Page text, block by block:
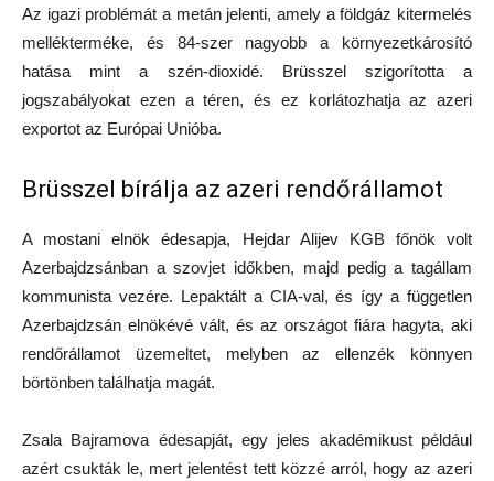
Az igazi problémát a metán jelenti, amely a földgáz kitermelés
mellékterméke, és 84-szer nagyobb a környezetkárosító
hatása mint a szén-dioxidé. Brüsszel szigorította a
jogszabályokat ezen a téren, és ez korlátozhatja az azeri
exportot az Európai Unióba.
Brüsszel bírálja az azeri rendőrállamot
A mostani elnök édesapja, Hejdar Alijev KGB főnök volt
Azerbajdzsánban a szovjet időkben, majd pedig a tagállam
kommunista vezére. Lepaktált a CIA-val, és így a független
Azerbajdzsán elnökévé vált, és az országot fiára hagyta, aki
rendőrállamot üzemeltet, melyben az ellenzék könnyen
börtönben találhatja magát.
Zsala Bajramova édesapját, egy jeles akadémikust például
azért csukták le, mert jelentést tett közzé arról, hogy az azeri